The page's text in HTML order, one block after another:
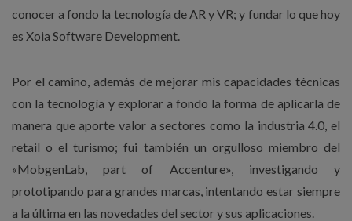
conocer a fondo la tecnología de AR y VR; y fundar lo que hoy
es Xoia Software Development.
Por el camino, además de mejorar mis capacidades técnicas
con la tecnología y explorar a fondo la forma de aplicarla de
manera que aporte valor a sectores como la industria 4.0, el
retail o el turismo; fui también un orgulloso miembro del
«MobgenLab, part of Accenture», investigando y
prototipando para grandes marcas, intentando estar siempre
a la última en las novedades del sector y sus aplicaciones.